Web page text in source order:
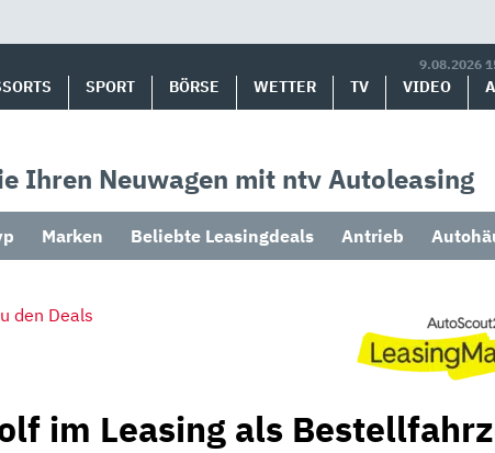
9.08.2026
SPORT BÖRSE WETTER TV VIDEO
Ihren Neuwagen mit ntv Autoleasing
Marken Beliebte Leasingdeals Antrieb
den Deals
im Leasing als